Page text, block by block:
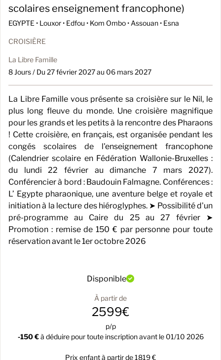
scolaires enseignement francophone)
EGYPTE • Louxor • Edfou • Kom Ombo • Assouan • Esna
CROISIÈRE
La Libre Famille
8 Jours / Du 27 février 2027 au 06 mars 2027
La Libre Famille vous présente sa croisière sur le Nil, le
plus long fleuve du monde. Une croisière magnifique
pour les grands et les petits à la rencontre des Pharaons
! Cette croisière, en français, est organisée pendant les
congés scolaires de l'enseignement francophone
(Calendrier scolaire en Fédération Wallonie-Bruxelles :
du lundi 22 février au dimanche 7 mars 2027).
Conférencier à bord : Baudouin Falmagne. Conférences :
L’ Egypte pharaonique, une aventure belge et royale et
initiation à la lecture des hiéroglyphes. ➤ Possibilité d'un
pré-programme au Caire du 25 au 27 février ➤
Promotion : remise de 150 € par personne pour toute
réservation avant le 1er octobre 2026
Disponible
À partir de
2599€
p/p
-150 €à déduire pour toute inscription avant le 01/10 2026
Prix enfant à partir de 1819 €